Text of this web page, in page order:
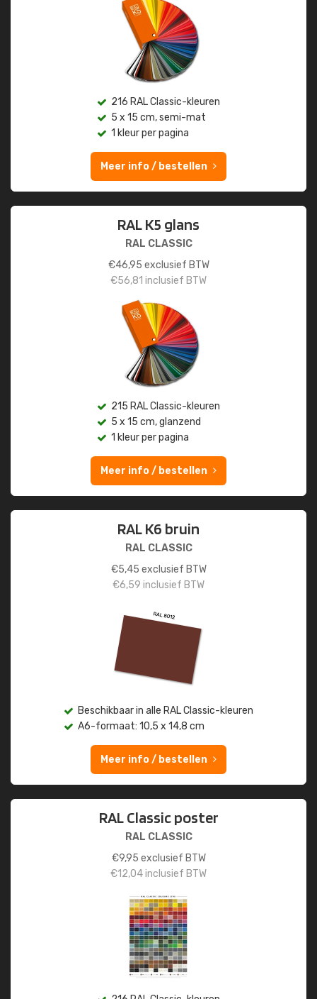
216 RAL Classic-kleuren
5 x 15 cm, semi-mat
1 kleur per pagina
Meer info / bestellen
RAL K5 glans
RAL CLASSIC
€46,95 exclusief BTW
€56,81 inclusief BTW
215 RAL Classic-kleuren
5 x 15 cm, glanzend
1 kleur per pagina
Meer info / bestellen
RAL K6 bruin
RAL CLASSIC
€5,45 exclusief BTW
€6,59 inclusief BTW
Beschikbaar in alle RAL Classic-kleuren
A6-formaat: 10,5 x 14,8 cm
Meer info / bestellen
RAL Classic poster
RAL CLASSIC
€9,95 exclusief BTW
€12,04inclusief BTW